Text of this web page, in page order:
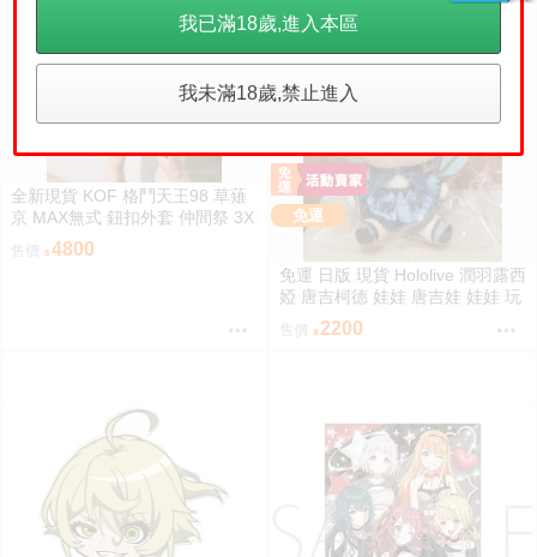
全新現貨 KOF 格鬥天王98 草薙
京 MAX無式 鈕扣外套 仲間祭 3X
L 刺繡 限定聯名 外套
售價 4800
免運
免運 日版 現貨 Hololive 潤羽露西
婭 唐吉柯德 娃娃 唐吉娃 娃娃 玩
偶 ドン・キホーテ もちどる 潤
羽るしあ
2200
我已滿18歲,進入本區
我未滿18歲,禁止進入